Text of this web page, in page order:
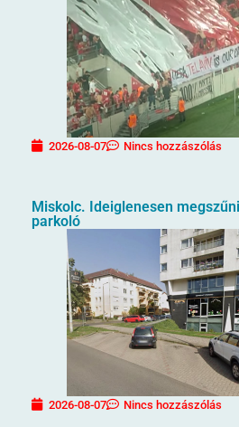
2026-08-07 Nincs hozzászólás
Miskolc. Ideiglenesen
parkoló
2026-08-07 Nincs hozzászólás